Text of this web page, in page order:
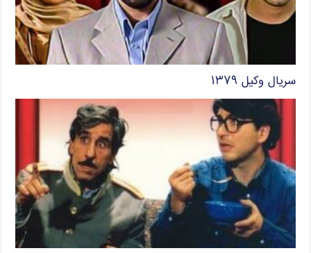
سریال وکیل ۱۳۷۹